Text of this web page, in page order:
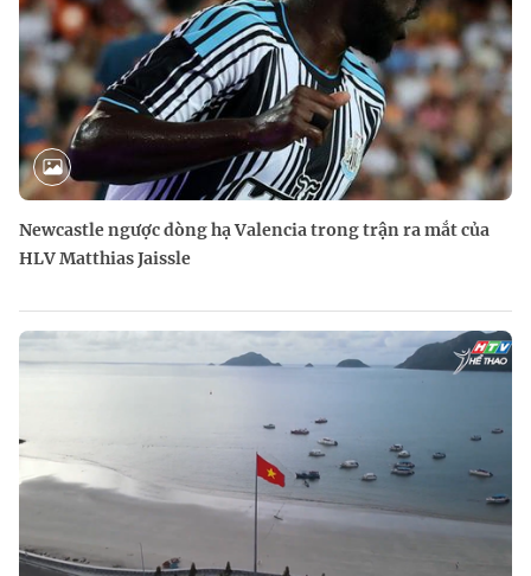
Newcastle ngược dòng hạ Valencia trong trận ra mắt của
HLV Matthias Jaissle